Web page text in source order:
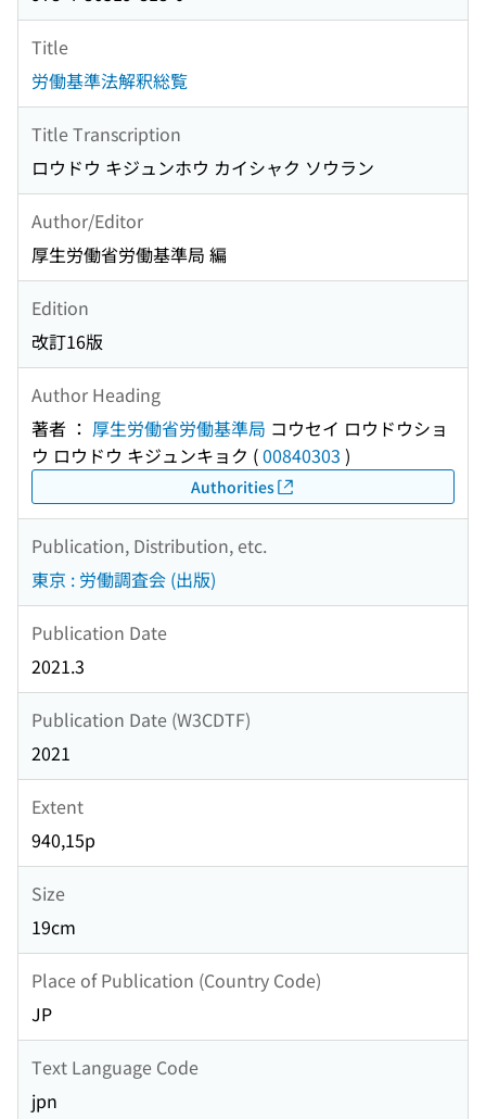
Title
労働基準法解釈総覧
Title Transcription
ロウドウ キジュンホウ カイシャク ソウラン
Author/Editor
厚生労働省労働基準局 編
Edition
改訂16版
Author Heading
著者 ： 厚生労働省労働基準局 コウセイ ロウドウショ
ウ ロウドウ キジュンキョク (00840303 )
Authorities
Publication, Distribution, etc.
東京 : 労働調査会 (出版)
Publication Date
2021.3
Publication Date (W3CDTF)
2021
Extent
940,15p
Size
19cm
Place of Publication (Country Code)
JP
Text Language Code
jpn